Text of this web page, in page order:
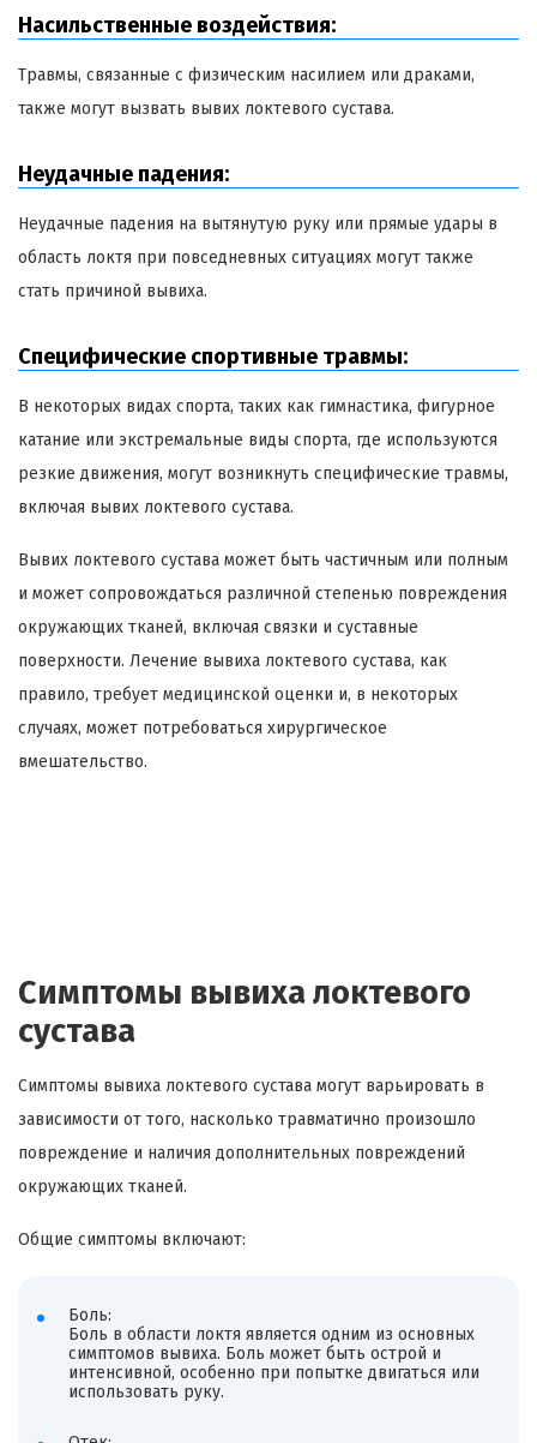
Насильственные воздействия:
Травмы, связанные с физическим насилием или драками,
также могут вызвать вывих локтевого сустава.
Неудачные падения:
Неудачные падения на вытянутую руку или прямые удары в
область локтя при повседневных ситуациях могут также
стать причиной вывиха.
Специфические спортивные травмы:
В некоторых видах спорта, таких как гимнастика, фигурное
катание или экстремальные виды спорта, где используются
резкие движения, могут возникнуть специфические травмы,
включая вывих локтевого сустава.
Вывих локтевого сустава может быть частичным или полным
и может сопровождаться различной степенью повреждения
окружающих тканей, включая связки и суставные
поверхности. Лечение вывиха локтевого сустава, как
правило, требует медицинской оценки и, в некоторых
случаях, может потребоваться хирургическое
вмешательство.
Симптомы вывиха локтевого
сустава
Симптомы вывиха локтевого сустава могут варьировать в
зависимости от того, насколько травматично произошло
повреждение и наличия дополнительных повреждений
окружающих тканей.
Общие симптомы включают:
Боль:
Боль в области локтя является одним из основных
симптомов вывиха. Боль может быть острой и
интенсивной, особенно при попытке двигаться или
использовать руку.